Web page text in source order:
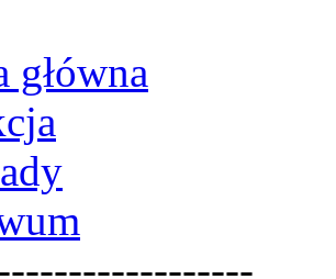
główna